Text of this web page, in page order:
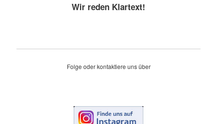
Wir reden Klartext!
Folge oder kontaktiere uns über